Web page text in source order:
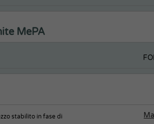
MePA
stabilito in fase di